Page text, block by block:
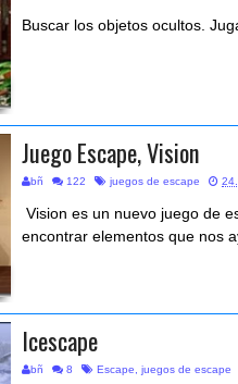
Buscar los objetos ocultos.
Juego Escape, Vision
bñ 122 juegos de escape
Vision es un nuevo juego de
encontrar elementos que nos
Icescape
bñ 8 Escape juegos de escape